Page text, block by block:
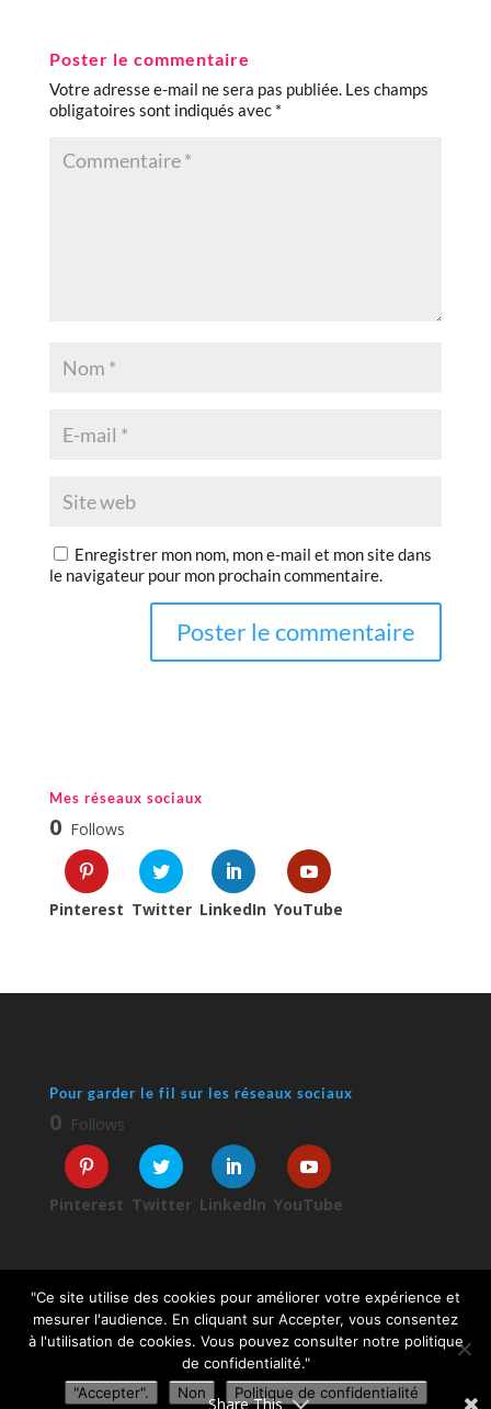
Poster le commentaire
Votre adresse e-mail ne sera pas publiée. Les champs
obligatoires sont indiqués avec *
Enregistrer mon nom, mon e-mail et mon site dans
le navigateur pour mon prochain commentaire.
Mes réseaux sociaux
0 Follows
Pinterest Twitter LinkedIn YouTube
Pour garder le fil sur les réseaux sociaux
0 Follows
Pinterest Twitter LinkedIn YouTube
© 2026 Sophie Turpaud-Amalvy
Share This
"Ce site utilise des cookies pour améliorer votre expérience et
mesurer l'audience. En cliquant sur Accepter, vous consentez
à l'utilisation de cookies. Vous pouvez consulter notre politique
de confidentialité."
"Accepter".
Non Politique de confidentialité